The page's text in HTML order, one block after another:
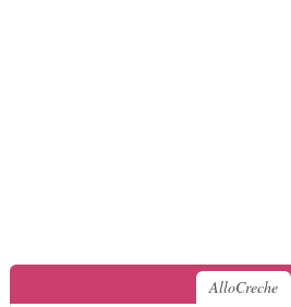
AlloCreche